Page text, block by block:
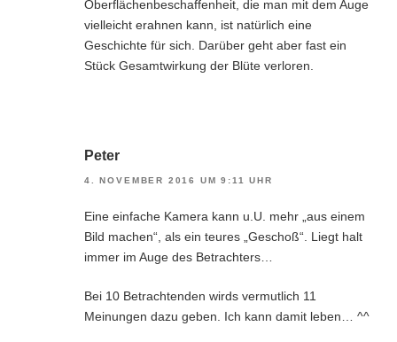
Oberflächenbeschaffenheit, die man mit dem Auge
vielleicht erahnen kann, ist natürlich eine
Geschichte für sich. Darüber geht aber fast ein
Stück Gesamtwirkung der Blüte verloren.
Peter
4. NOVEMBER 2016 UM 9:11 UHR
Eine einfache Kamera kann u.U. mehr „aus einem
Bild machen“, als ein teures „Geschoß“. Liegt halt
immer im Auge des Betrachters…
Bei 10 Betrachtenden wirds vermutlich 11
Meinungen dazu geben. Ich kann damit leben… ^^